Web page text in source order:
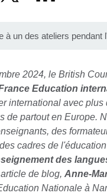
à un des ateliers pendant
2024, le British
Education
international avec plus
de partout en Europe.
des
cadres de
des
de blog, Anne-
Nationale à